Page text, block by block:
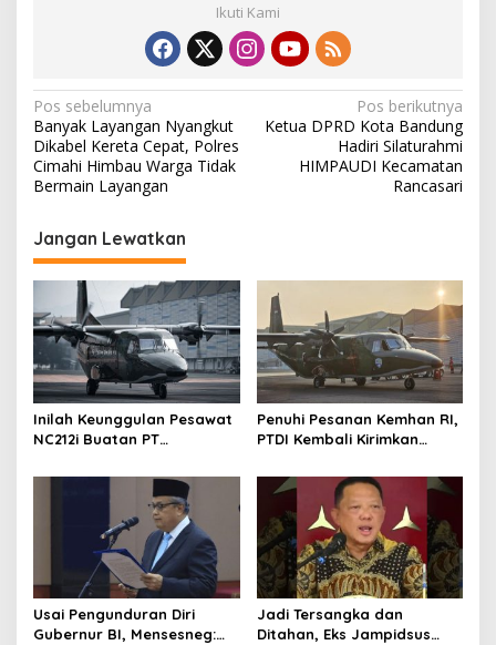
Ikuti Kami
N
a
v
i
g
a
i
p
o
s
Pos sebelumnya
Banyak Layangan Nyangkut
Dikabel Kereta Cepat, Polres
Cimahi Himbau Warga Tidak
Bermain Layangan
Pos berikutnya
Ketua DPRD Kota Bandung
Hadiri Silaturahmi
HIMPAUDI Kecamatan
Rancasari
Jangan Lewatkan
Inilah Keunggulan Pesawat
NC212i Buatan PT
Dukung Berbagai Operasi
Penuhi Pesanan Kemhan RI,
PTDI Kembali Kirimkan
Pangkalan TNI AU
Usai Pengunduran Diri
Gubernur BI, Mensesneg:
Jadi Tersangka dan
Ditahan, Eks Jampidsus